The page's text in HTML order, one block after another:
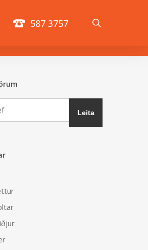
587 3757